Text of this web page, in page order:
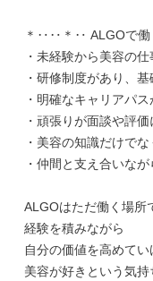
＊‥‥＊‥ ALGOで
・未経験から美容の
・研修制度があり、
・明確なキャリアパ
・頑張りが面談や評
・美容の知識だけで
・仲間と支え合いな
ALGOはただ働く場所
経験を積みながら
自分の価値を高めてい
美容が好きという気持